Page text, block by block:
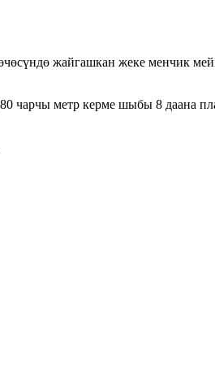
жайгашкан жеке менчик
метр керме шыбы 8 даана